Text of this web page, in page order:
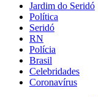
Jardim do Seridó
Política
Seridó
RN
Polícia
Brasil
Celebridades
Coronavírus